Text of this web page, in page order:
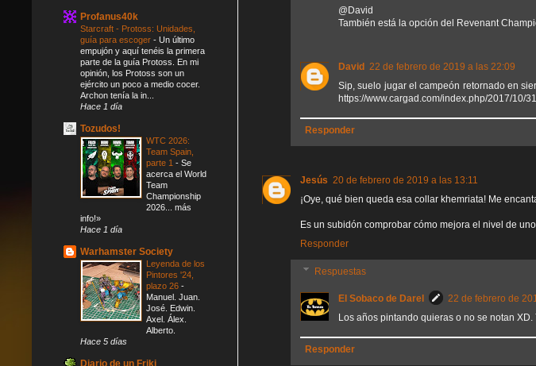
@David
También está la opción del Revenant
David 22 de febrero de 2019 a las 22:09
Sip, suelo jugar el campeón retornado en
https://www.cargad.com/index.php/2017/10/
Responder
Jesús 20 de febrero de 2019 a las 13:11
¡Oye, qué bien queda esa collar khemriata! Me
Es un subidón comprobar cómo mejora el nivel de
Responder
Respuestas
El Sobaco de Darel
22 de febrero de
Los años pintando quieras o no se notan
Responder
Profanus40k
Starcraft - Protoss: Unidades,
guía para escoger - Un último
empujón y aquí tenéis la primera
parte de la guía Protoss. En mi
opinión, los Protoss son un
ejército un poco a medio cocer.
Archon tenía la in...
Hace 1 día
Tozudos!
WTC 2026:
Team Spain,
parte 1 - Se
acerca el World
Team
Championship
2026... más
info!»
Hace 1 día
Warhamster Society
Leyenda de los
Pintores '24,
plazo 26 -
Manuel. Juan.
José. Edwin.
Axel. Álex.
Alberto.
Hace 5 días
Diario de un Friki